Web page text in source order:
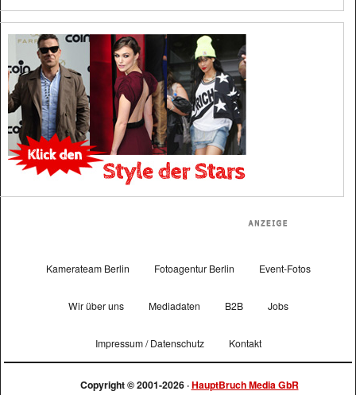
Kamerateam Berlin Fotoagentur Berlin Event-Fotos
Wir über uns Mediadaten B2B Jobs
Impressum / Datenschutz Kontakt
Copyright © 2001-2026 ·HauptBruch Media GbR